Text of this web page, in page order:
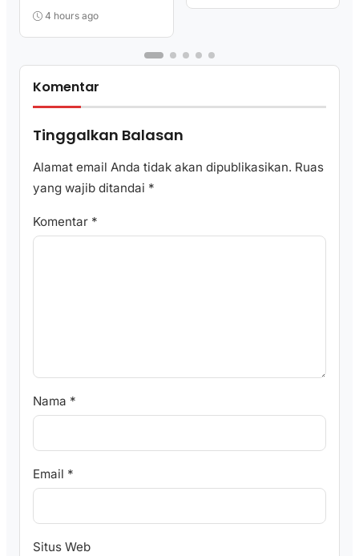
Takandeang
4 hours ago
Komentar
Tinggalkan Balasan
Alamat email Anda tidak akan dipublikasikan. Ruas
yang wajib ditandai *
Komentar *
Nama *
Email *
Situs Web